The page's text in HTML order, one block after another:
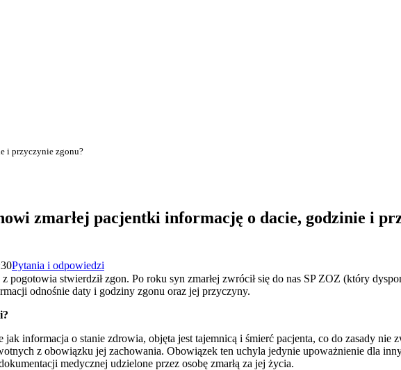
i przyczynie zgonu?
zmarłej pacjentki informację o dacie, godzinie i
Pytania i odpowiedzi
pogotowia stwierdził zgon. Po roku syn zmarłej zwrócił się do nas SP ZOZ (który
odnośnie daty i godziny zgonu oraz jej przyczyny.
informacja o stanie zdrowia, objęta jest tajemnicą i śmierć pacjenta, co do zasady nie
z obowiązku jej zachowania. Obowiązek ten uchyla jedynie upoważnienie dla
medycznej udzielone przez osobę zmarłą za jej życia.